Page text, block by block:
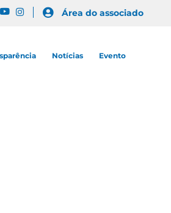
Área do associado
Notícias Evento